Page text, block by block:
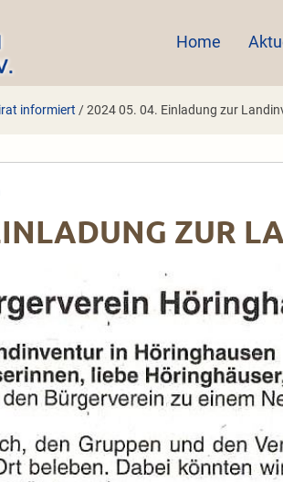
Home
informiert /2024 05. 04. Einladung zur
ZUR